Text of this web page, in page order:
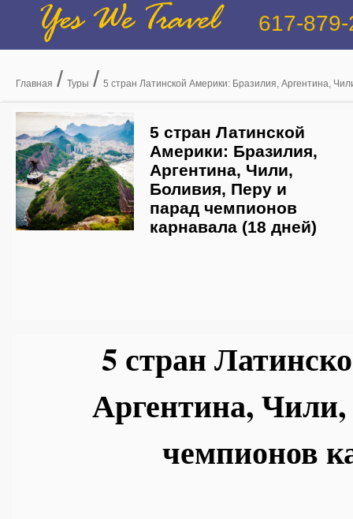
Yes We Travel 617-
Главная / Туры / 5 стран Латинской Америки: Бразилия, Аргентина,
5 стран Латинской
Америки: Бразилия,
Аргентина, Чили,
Боливия, Перу и
парад чемпионов
карнавала (18 дней)
5 стран
Аргентина,
чемпионов